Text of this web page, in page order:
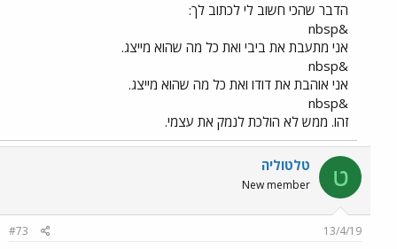
הדבר שהכי חשוב לי לכתוב לך:
&nbsp
אני מתעבת את ביבי ואת כל מה שהוא מייצג.
&nbsp
אני אוהבת את דודו ואת כל מה שהוא מייצג.
&nbsp
זהו. ממש לא הולכת לנמק את עצמי.
ט טלטוליה
New member
13/4/19
#73